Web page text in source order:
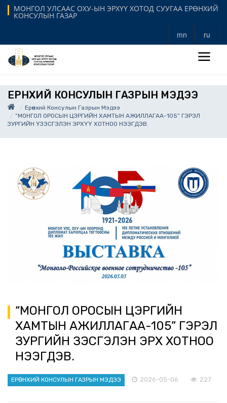
МОНГОЛ УЛСААС ОХУ-ЫН ЭРХҮҮ ХОТОД СУУГАА ЕРӨНХИЙ
КОНСУЛЫН ГАЗАР
mn ru
ЕРӨНХИЙ КОНСУЛЫН ГАЗРЫН МЭДЭЭ
Ерөнхий Консулын Газрын Мэдээ
“МОНГОЛ ОРОСЫН ЦЭРГИЙН ХАМТЫН АЖИЛЛАГАА-105” ГЭРЭЛ
ЗУРГИЙН ҮЗЭСГЭЛЭН ЭРХҮҮ ХОТНОО НЭЭГДЭВ.
“МОНГОЛ ОРОСЫН ЦЭРГИЙН
ХАМТЫН АЖИЛЛАГАА-105” ГЭРЭЛ
ЗУРГИЙН ҮЗЭСГЭЛЭН ЭРХҮҮ ХОТНОО
НЭЭГДЭВ.
ЕРӨНХИЙ КОНСУЛЫН ГАЗРЫН МЭДЭЭ 2026-05-06 227